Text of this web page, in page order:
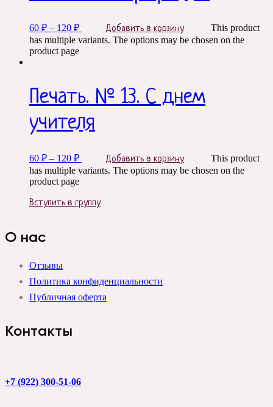
60 ₽ – 120 ₽ Добавить в корзину
This product
has multiple variants. The options may be chosen on the
product page
Печать. № 13. С днем
учителя
60 ₽ – 120 ₽ Добавить в корзину
This product
has multiple variants. The options may be chosen on the
product page
Вступить в группу
О нас
Отзывы
Политика конфиденциальности
Публичная оферта
Контакты
+7 (922) 300-51-06